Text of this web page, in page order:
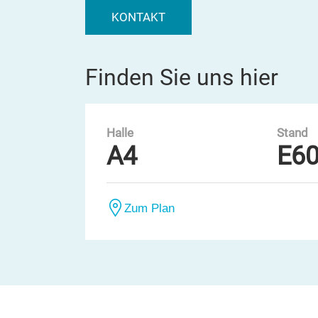
KONTAKT
Finden Sie uns hier
Halle
A4
Stand
Zum Plan